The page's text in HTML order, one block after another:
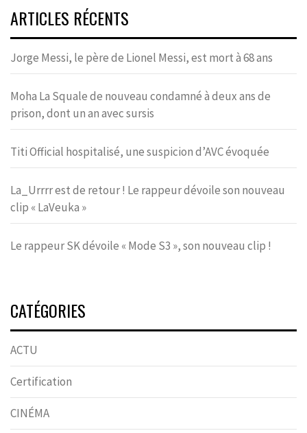
ARTICLES RÉCENTS
Jorge Messi, le père de Lionel Messi, est mort à 68 ans
Moha La Squale de nouveau condamné à deux ans de
prison, dont un an avec sursis
Titi Official hospitalisé, une suspicion d’AVC évoquée
La_Urrrr est de retour ! Le rappeur dévoile son nouveau
clip « LaVeuka »
Le rappeur SK dévoile « Mode S3 », son nouveau clip !
CATÉGORIES
ACTU
Certification
CINÉMA